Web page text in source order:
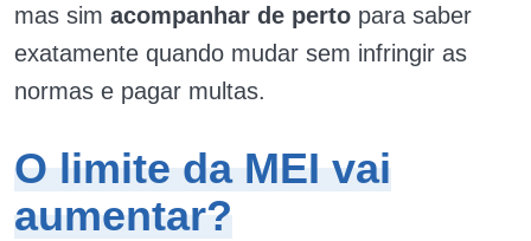
mas sim acompanhar de perto para saber
exatamente quando mudar sem infringir as
normas e pagar multas.
O limite da MEI vai
aumentar?